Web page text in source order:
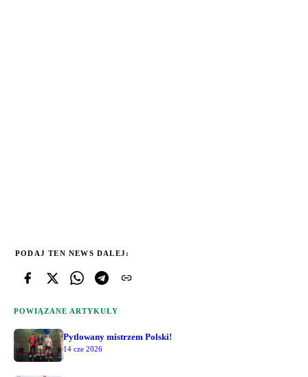
PODAJ TEN NEWS DALEJ:
POWIĄZANE ARTYKUŁY
Pytlowany mistrzem Polski!
14 cze 2026